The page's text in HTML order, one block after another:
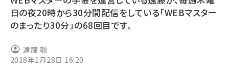
ai (2814)
youtube (2441)
セミナー (2310)
日の夜20時から30分間配信をしている「WEBマスター
のまったり30分」の68回目です。
遠藤 聡
2018年1月28日 16:20